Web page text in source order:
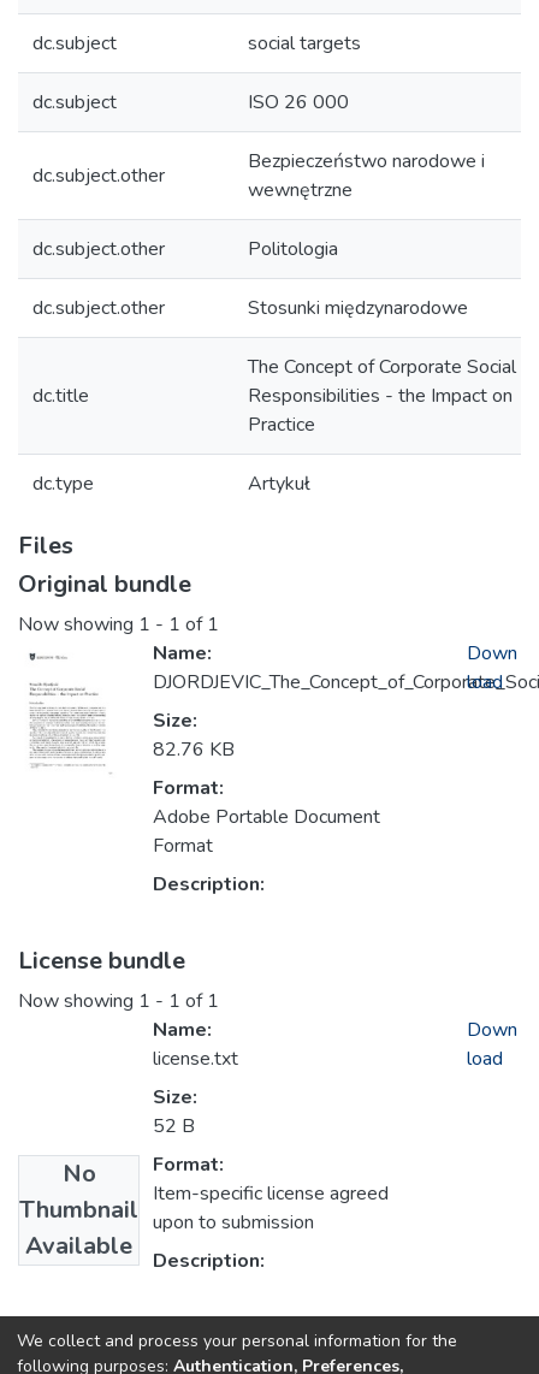
dc.subject social targets
dc.subject ISO 26 000
dc.subject.other
Bezpieczeństwo narodowe i
wewnętrzne
dc.subject.other Politologia
dc.subject.other Stosunki międzynarodowe
dc.title
The Concept of Corporate Social
Responsibilities - the Impact on
Practice
dc.type Artykuł
Files
Original bundle
Now showing 1 - 1 of 1
Name:
Size:
82.76 KB
Format:
Adobe Portable Document
Format
Description:
Down
load
License bundle
Now showing 1 - 1 of 1
No
Thumbnail
Available
Name:
license.txt
Size:
52 B
Format:
Item-specific license agreed
upon to submission
Description:
Down
load
Collections
We collect and process your personal information for the
following purposes: Authentication, Preferences,